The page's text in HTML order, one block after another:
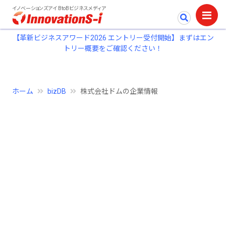
イノベーションズアイ BtoBビジネスメディア
【革新ビジネスアワード2026 エントリー受付開始】まずはエン
トリー概要をご確認ください！
ホーム bizDB 株式会社ドムの企業情報